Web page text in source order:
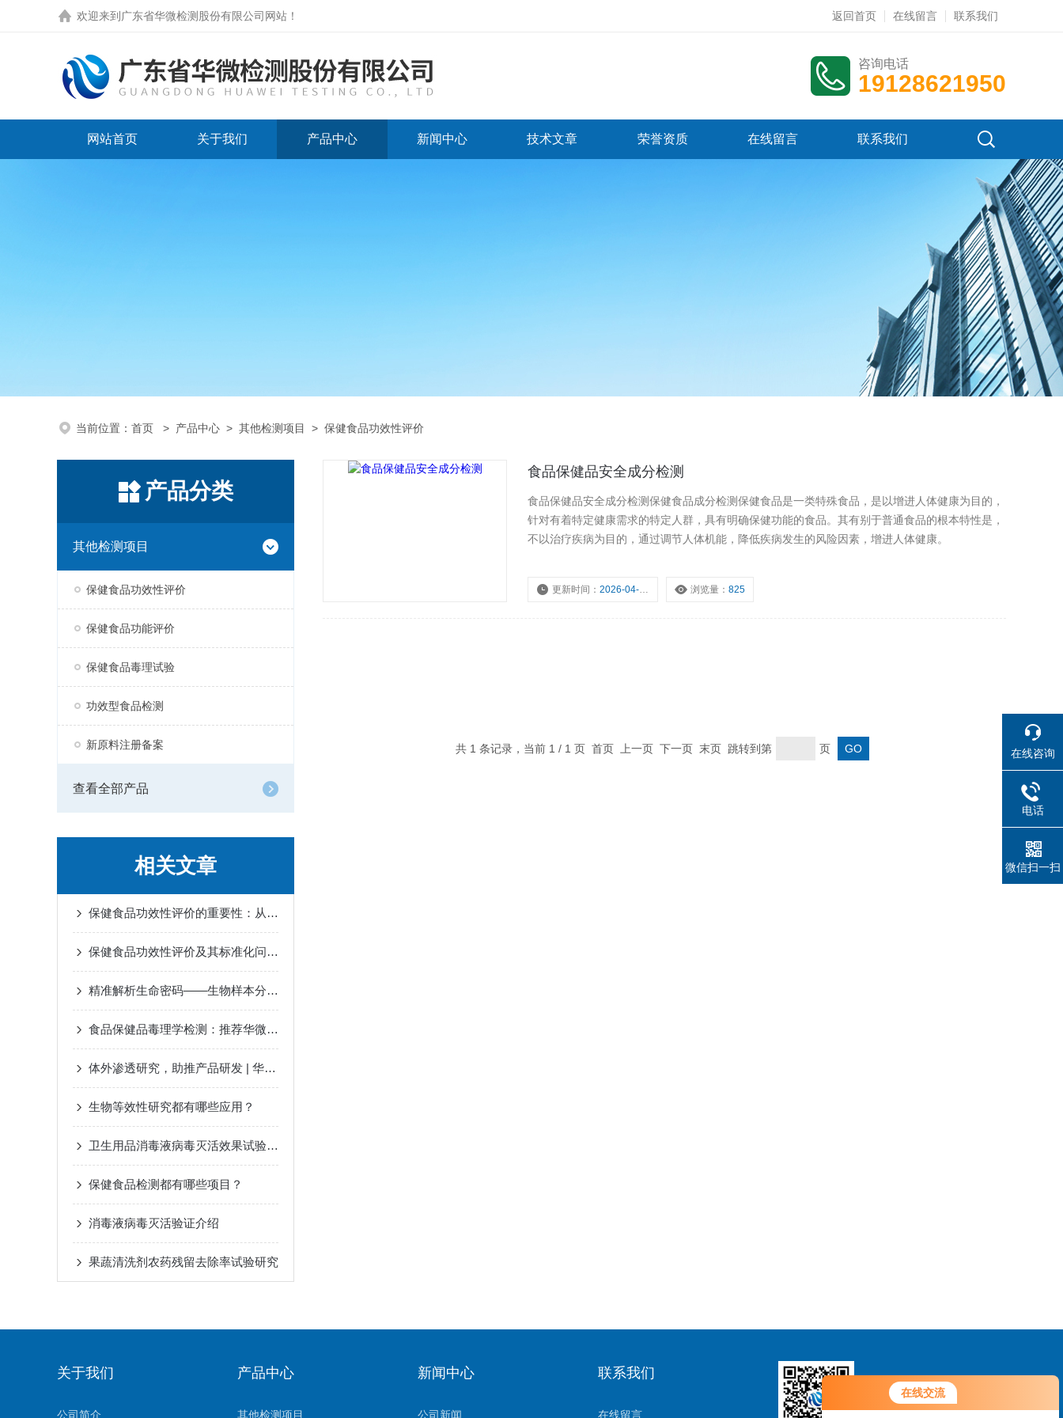
在线交流
欢迎来到 广东省华微检测股份有限公司网站 ！ 返回首页 在线留言 联系我们
咨询电话
19128621950
网站首页 关于我们 产品中心 新闻中心 技术文章 荣誉资质 在线留言 联系我们
当前位置： 首页 > 产品中心 > 其他检测项目 > 保健食品功效性评价
产品分类
其他检测项目
保健食品功效性评价
保健食品功能评价
保健食品毒理试验
功效型食品检测
新原料注册备案
查看全部产品
相关文章
保健食品功效性评价的重要性：从合规准入到品牌护城河
保健食品功效性评价及其标准化问题探讨
精准解析生命密码——生物样本分析检测赋能科研新突破
食品保健品毒理学检测：推荐华微检测
体外渗透研究，助推产品研发 | 华微检测化妆品透皮吸收试验专项技术服务
生物等效性研究都有哪些应用？
卫生用品消毒液病毒灭活效果试验的具体步骤是什么？
保健食品检测都有哪些项目？
消毒液病毒灭活验证介绍
果蔬清洗剂农药残留去除率试验研究
食品保健品安全成分检测
食品保健品安全成分检测保健食品成分检测保健食品是一类特殊食品，是以增进人体健康为目的，
针对有着特定健康需求的特定人群，具有明确保健功能的食品。其有别于普通食品的根本特性是，
不以治疗疾病为目的，通过调节人体机能，降低疾病发生的风险因素，增进人体健康。
更新时间：2026-04-23 浏览量：825
共 1 条记录，当前 1 / 1 页 首页 上一页 下一页 末页 跳转到第 页
关于我们
公司简介
产品中心
其他检测项目
新闻中心
公司新闻
联系我们
在线留言
扫码关注
在线咨询
电话
微信扫一扫